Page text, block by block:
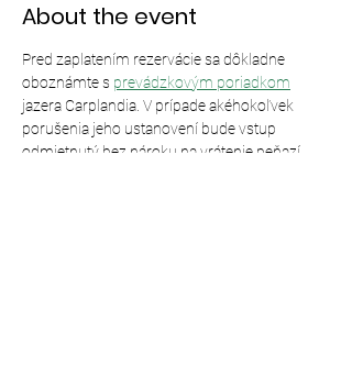
About the event
Pred zaplatením rezervácie sa dôkladne
oboznámte s prevádzkovým poriadkom
jazera Carplandia. V prípade akéhokoľvek
porušenia jeho ustanovení bude vstup
odmietnutý bez nároku na vrátenie peňazí.